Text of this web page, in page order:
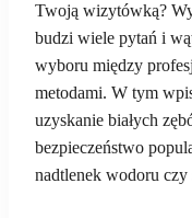
Twoją wizytówką?
budzi wiele pytań i
wyboru między
metodami. W tym
uzyskanie białych
bezpieczeństwo
nadtlenek wodoru